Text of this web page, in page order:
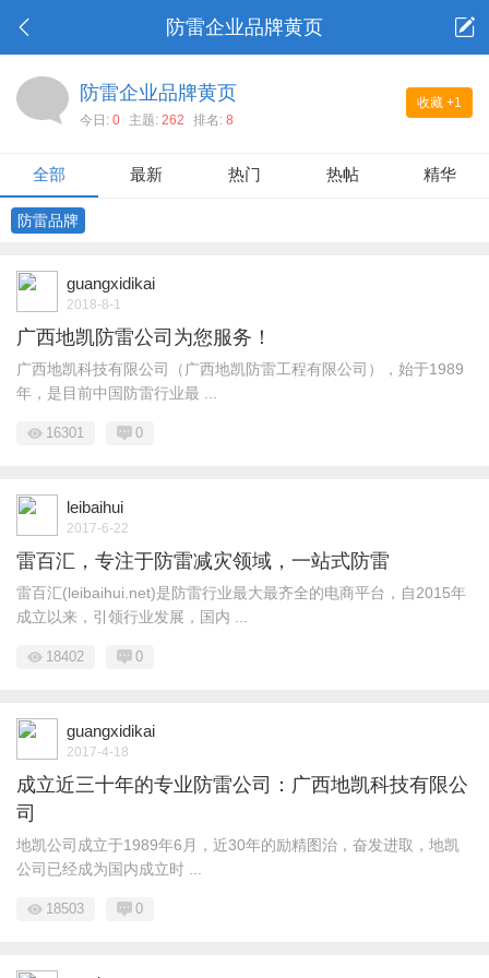
防雷企业品牌黄页
收藏 +1
防雷企业品牌黄页
今日: 0 主题: 262 排名: 8
全部 最新 热门 热帖 精华
防雷品牌
guangxidikai
2018-8-1
广西地凯防雷公司为您服务！
广西地凯科技有限公司（广西地凯防雷工程有限公司），始于1989
年，是目前中国防雷行业最 ...
16301 0
leibaihui
2017-6-22
雷百汇，专注于防雷减灾领域，一站式防雷
雷百汇(leibaihui.net)是防雷行业最大最齐全的电商平台，自2015年
成立以来，引领行业发展，国内 ...
18402 0
guangxidikai
2017-4-18
成立近三十年的专业防雷公司：广西地凯科技有限公
司
地凯公司成立于1989年6月，近30年的励精图治，奋发进取，地凯
公司已经成为国内成立时 ...
18503 0